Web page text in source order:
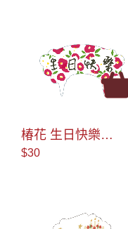
椿花 生日快樂
AS990092 蛋糕插牌
$30